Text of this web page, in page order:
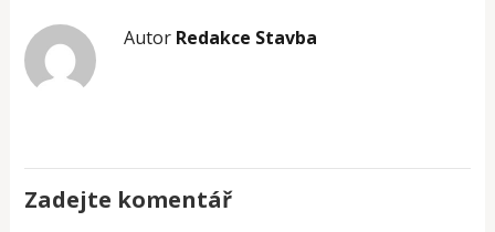
Autor Redakce Stavba
Zadejte komentář